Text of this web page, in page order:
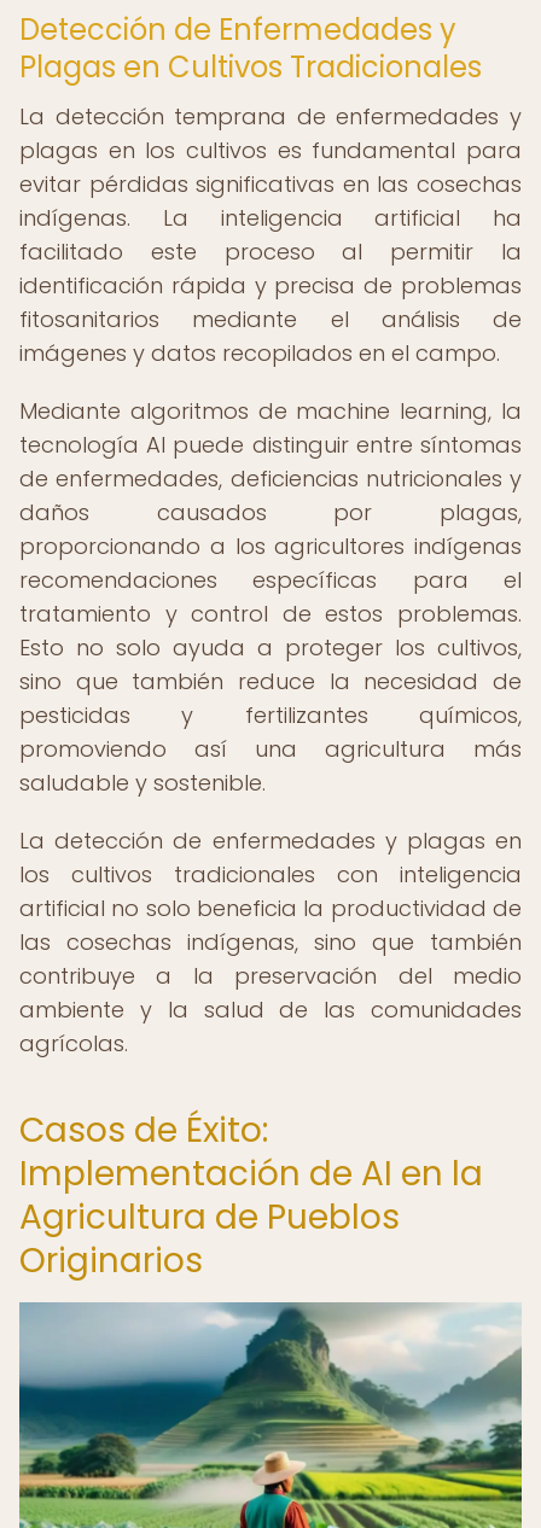
Detección de Enfermedades y
Plagas en Cultivos Tradicionales
La detección temprana de enfermedades y
plagas en los cultivos es fundamental para
evitar pérdidas significativas en las cosechas
indígenas. La inteligencia artificial ha
facilitado este proceso al permitir la
identificación rápida y precisa de problemas
fitosanitarios mediante el análisis de
imágenes y datos recopilados en el campo.
Mediante algoritmos de machine learning, la
tecnología AI puede distinguir entre síntomas
de enfermedades, deficiencias nutricionales y
daños causados por plagas,
proporcionando a los agricultores indígenas
recomendaciones específicas para el
tratamiento y control de estos problemas.
Esto no solo ayuda a proteger los cultivos,
sino que también reduce la necesidad de
pesticidas y fertilizantes químicos,
promoviendo así una agricultura más
saludable y sostenible.
La detección de enfermedades y plagas en
los cultivos tradicionales con inteligencia
artificial no solo beneficia la productividad de
las cosechas indígenas, sino que también
contribuye a la preservación del medio
ambiente y la salud de las comunidades
agrícolas.
Casos de Éxito:
Implementación de AI en la
Agricultura de Pueblos
Originarios